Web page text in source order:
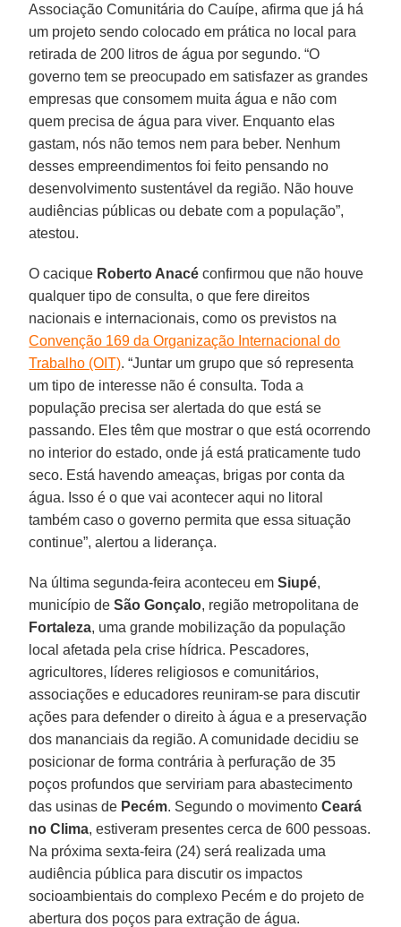
Associação Comunitária do Cauípe, afirma que já há
um projeto sendo colocado em prática no local para
retirada de 200 litros de água por segundo. “O
governo tem se preocupado em satisfazer as grandes
empresas que consomem muita água e não com
quem precisa de água para viver. Enquanto elas
gastam, nós não temos nem para beber. Nenhum
desses empreendimentos foi feito pensando no
desenvolvimento sustentável da região. Não houve
audiências públicas ou debate com a população”,
atestou.
O cacique Roberto Anacé confirmou que não houve
qualquer tipo de consulta, o que fere direitos
nacionais e internacionais, como os previstos na
Convenção 169 da Organização Internacional do
Trabalho (OIT). “Juntar um grupo que só representa
um tipo de interesse não é consulta. Toda a
população precisa ser alertada do que está se
passando. Eles têm que mostrar o que está ocorrendo
no interior do estado, onde já está praticamente tudo
seco. Está havendo ameaças, brigas por conta da
água. Isso é o que vai acontecer aqui no litoral
também caso o governo permita que essa situação
continue”, alertou a liderança.
Na última segunda-feira aconteceu emSiupé,
município deSão Gonçalo, região metropolitana de
Fortaleza, uma grande mobilização da população
local afetada pela crise hídrica. Pescadores,
agricultores, líderes religiosos e comunitários,
associações e educadores reuniram-se para discutir
ações para defender o direito à água e a preservação
dos mananciais da região. A comunidade decidiu se
posicionar de forma contrária à perfuração de 35
poços profundos que serviriam para abastecimento
das usinas de Pecém. Segundo o movimentoCeará
no Clima, estiveram presentes cerca de 600 pessoas.
Na próxima sexta-feira (24) será realizada uma
audiência pública para discutir os impactos
socioambientais do complexo Pecém e do projeto de
abertura dos poços para extração de água.